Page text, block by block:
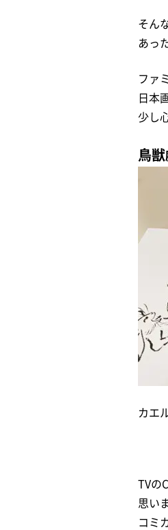
そん
あっ
ファ
日本
少し
鳥
カエ
TVの
思い
コミ